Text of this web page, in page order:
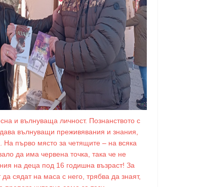
и вълнуваща личност. Познанството с
вълнуващи преживявания и знания,
На първо място за четящите – на всяка
да има червена точка, така че не
на деца под 16 годишна възраст! За
да сядат на маса с него, трябва да знаят,